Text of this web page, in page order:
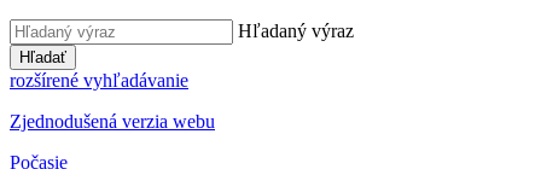
Hľadaný výraz
Hľadať
rozšírené vyhľadávanie
Zjednodušená verzia webu
Počasie